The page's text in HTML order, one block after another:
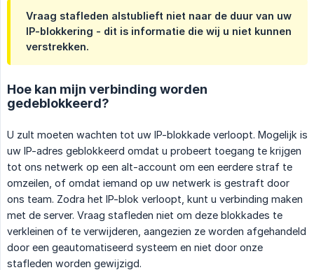
Vraag stafleden alstublieft niet naar de duur van uw
IP-blokkering - dit is informatie die wij u niet kunnen
verstrekken.
Hoe kan mijn verbinding worden
gedeblokkeerd?
U zult moeten wachten tot uw IP-blokkade verloopt. Mogelijk is
uw IP-adres geblokkeerd omdat u probeert toegang te krijgen
tot ons netwerk op een alt-account om een eerdere straf te
omzeilen, of omdat iemand op uw netwerk is gestraft door
ons team. Zodra het IP-blok verloopt, kunt u verbinding maken
met de server. Vraag stafleden niet om deze blokkades te
verkleinen of te verwijderen, aangezien ze worden afgehandeld
door een geautomatiseerd systeem en niet door onze
stafleden worden gewijzigd.